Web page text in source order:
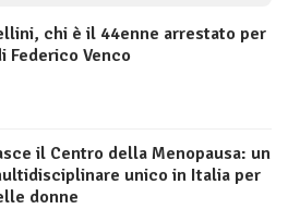
chi è il 44enne arrestato per
Federico Venco
il Centro della Menopausa: un
unico in Italia per
donne